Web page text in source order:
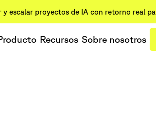
escalar proyectos de IA con retorno real
Recursos Sobre nosotros